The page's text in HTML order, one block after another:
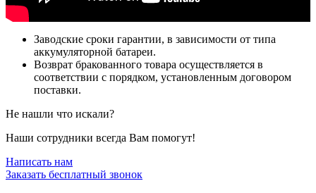
Заводские сроки гарантии, в зависимости от типа
аккумуляторной батареи.
Возврат бракованного товара осуществляется в
соответствии с порядком, установленным договором
поставки.
Не нашли что искали?
Наши сотрудники всегда Вам помогут!
Написать нам
Заказать бесплатный звонок